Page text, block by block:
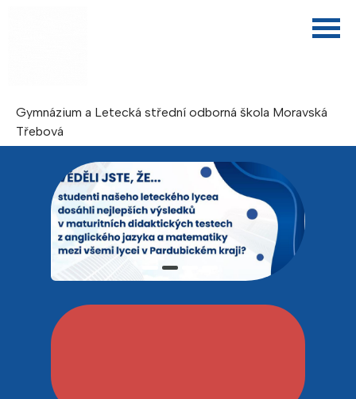
Gymnázium a Letecká střední odborná škola Moravská
Třebová